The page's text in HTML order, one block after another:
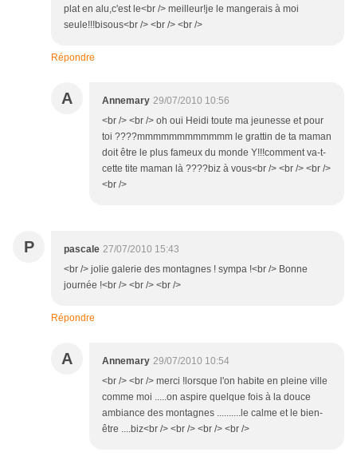
plat en alu,c'est le<br /> meilleur!je le mangerais à moi
seule!!!bisous<br /> <br /> <br />
Répondre
A Annemary 29/07/2010 10:56
<br /> <br /> oh oui Heidi toute ma jeunesse et pour
toi ????mmmmmmmmmmmm le grattin de ta maman
doit être le plus fameux du monde Y!!!comment va-t-
cette tite maman là ????biz à vous<br /> <br /> <br />
<br />
P pascale 27/07/2010 15:43
<br /> jolie galerie des montagnes ! sympa !<br /> Bonne
journée !<br /> <br /> <br />
Répondre
A Annemary 29/07/2010 10:54
<br /> <br /> merci !lorsque l'on habite en pleine ville
comme moi .....on aspire quelque fois à la douce
ambiance des montagnes ..........le calme et le bien-
être ....biz<br /> <br /> <br /> <br />